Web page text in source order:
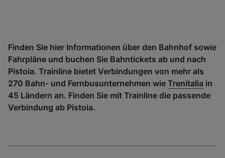
Finden Sie hier Informationen über den Bahnhof sowie
Fahrpläne und buchen Sie Bahntickets ab und nach
Pistoia. Trainline bietet Verbindungen von mehr als
270 Bahn- und Fernbusunternehmen wie Trenitalia in
45 Ländern an. Finden Sie mit Trainline die passende
Verbindung ab Pistoia.